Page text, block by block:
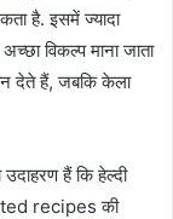
है. इसमें ज्यादा
विकल्प माना जाता
देते हैं, जबकि केला
हैं कि हेल्दी
recipes की